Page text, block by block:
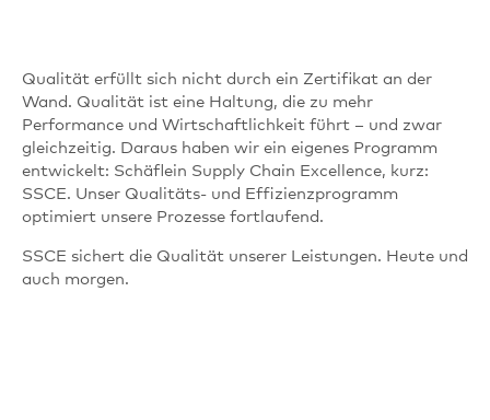
Qualität erfüllt sich nicht durch ein Zertifikat an der
Wand. Qualität ist eine Haltung, die zu mehr
Performance und Wirtschaftlichkeit führt – und zwar
gleichzeitig. Daraus haben wir ein eigenes Programm
entwickelt: Schäflein Supply Chain Excellence, kurz:
SSCE. Unser Qualitäts- und Effizienzprogramm
optimiert unsere Prozesse fortlaufend.
SSCE sichert die Qualität unserer Leistungen. Heute und
auch morgen.